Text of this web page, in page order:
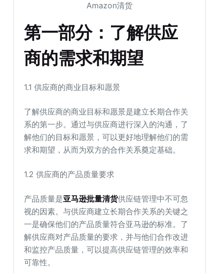
Amazon清货
第一部分：了解供应
商的需求和期望
1.1 供应商的商业目标和愿景
了解供应商的商业目标和愿景是建立长期合作关
系的第一步。通过与供应商进行深入的沟通，了
解他们的目标和愿景，可以更好地理解他们的需
求和期望，从而为双方的合作关系奠定基础。
1.2 供应商的产品质量要求
产品质量是亚马逊批量清货供应链管理中不可忽
视的因素。与供应商建立长期合作关系的关键之
一是确保他们的产品质量符合亚马逊的标准。了
解供应商对产品质量的要求，并与他们合作改进
和监控产品质量，可以提高供应链管理的效率和
可靠性。